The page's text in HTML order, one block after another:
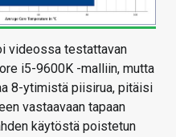
videossa testattavan
i5-9600K -malliin, mutta
8-ytimistä piisirua, pitäisi
vastaavaan tapaan
käytöstä poistetun